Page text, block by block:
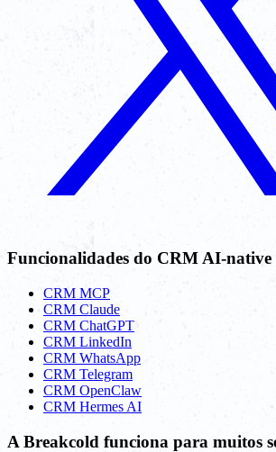
Funcionalidades do CRM AI-native
CRM MCP
CRM Claude
CRM ChatGPT
CRM LinkedIn
CRM WhatsApp
CRM Telegram
CRM OpenClaw
CRM Hermes AI
A Breakcold funciona para muitos